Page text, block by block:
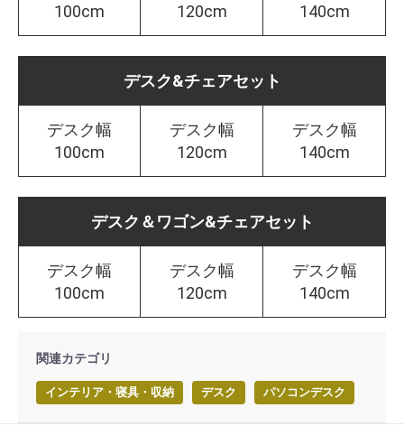
100cm
120cm
140cm
デスク&チェアセット
デスク幅
100cm
デスク幅
120cm
デスク幅
140cm
デスク＆ワゴン&チェアセット
デスク幅
100cm
デスク幅
120cm
デスク幅
140cm
関連カテゴリ
インテリア・寝具・収納 デスク パソコンデスク